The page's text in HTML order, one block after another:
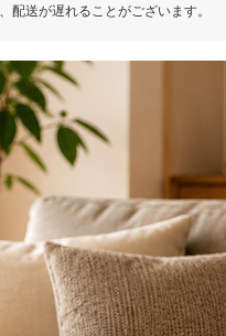
配送が遅れることがございます。